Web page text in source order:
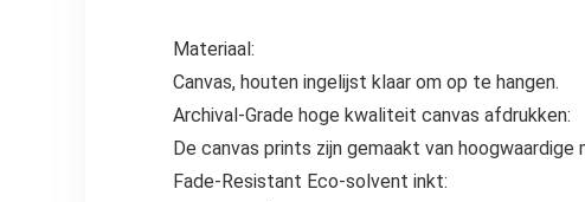
Materiaal:
Canvas, houten ingelijst klaar om op te hangen.
Archival-Grade hoge kwaliteit canvas afdrukken:
De canvas prints zijn gemaakt van
Fade-Resistant Eco-solvent inkt: